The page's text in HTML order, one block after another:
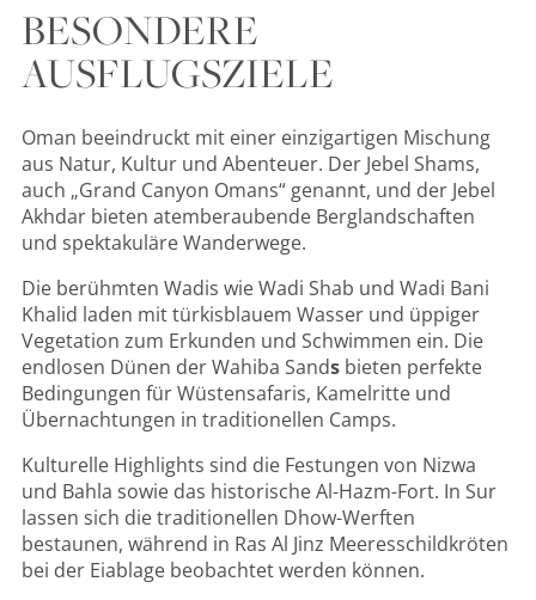
BESONDERE
AUSFLUGSZIELE
Oman beeindruckt mit einer einzigartigen Mischung
aus Natur, Kultur und Abenteuer. Der Jebel Shams,
auch „Grand Canyon Omans“ genannt, und der Jebel
Akhdar bieten atemberaubende Berglandschaften
und spektakuläre Wanderwege.
Die berühmten Wadis wie Wadi Shab und Wadi Bani
Khalid laden mit türkisblauem Wasser und üppiger
Vegetation zum Erkunden und Schwimmen ein. Die
endlosen Dünen der Wahiba Sandsbieten perfekte
Bedingungen für Wüstensafaris, Kamelritte und
Übernachtungen in traditionellen Camps.
Kulturelle Highlights sind die Festungen von Nizwa
und Bahla sowie das historische Al-Hazm-Fort. In Sur
lassen sich die traditionellen Dhow-Werften
bestaunen, während in Ras Al Jinz Meeresschildkröten
bei der Eiablage beobachtet werden können.